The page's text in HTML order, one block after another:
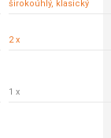
širokoúhlý, klasický
2 x
1 x